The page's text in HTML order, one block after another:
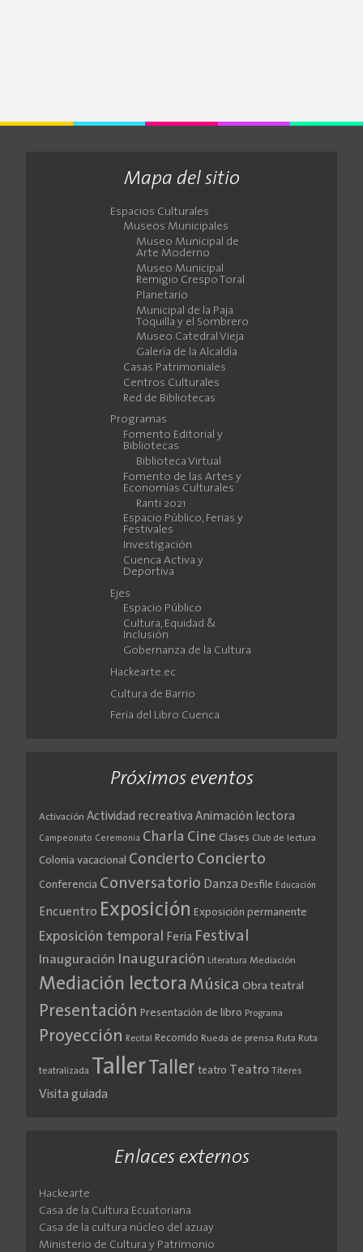
Mapa del sitio
Espacios Culturales
Museos Municipales
Museo Municipal de
Arte Moderno
Museo Municipal
Remigio Crespo Toral
Planetario
Municipal de la Paja
Toquilla y el Sombrero
Museo Catedral Vieja
Galería de la Alcaldía
Casas Patrimoniales
Centros Culturales
Red de Bibliotecas
Programas
Fomento Editorial y
Bibliotecas
Biblioteca Virtual
Fomento de las Artes y
Economías Culturales
Ranti 2021
Espacio Público, Ferias y
Festivales
Investigación
Cuenca Activa y
Deportiva
Ejes
Espacio Público
Cultura, Equidad &
Inclusión
Gobernanza de la Cultura
Hackearte.ec
Cultura de Barrio
Feria del Libro Cuenca
Próximos eventos
Activación Actividad recreativa Animación lectora
Campeonato Ceremonia Charla Cine Clases Club de lectura
Colonia vacacional Concierto Concierto
Conferencia Conversatorio Danza Desfile Educación
Encuentro Exposición Exposición permanente
Exposición temporal Feria Festival
Inauguración Inauguración Literatura Mediación
Mediación lectora Música Obra teatral
Presentación Presentación de libro Programa
Proyección Recital Recorrido Rueda de prensa Ruta Ruta
teatralizada Taller Taller teatro Teatro Títeres
Visita guiada
Enlaces externos
Hackearte
Casa de la Cultura Ecuatoriana
Casa de la cultura núcleo del azuay
Ministerio de Cultura y Patrimonio